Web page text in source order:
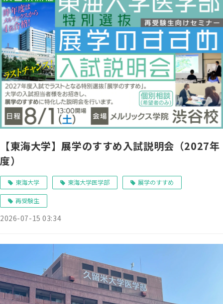
【東海大学】展学のすすめ入試説明会（2027年
度）
東海大学 東海大学医学部 展学のすすめ
再受験生
2026-07-15 03:34